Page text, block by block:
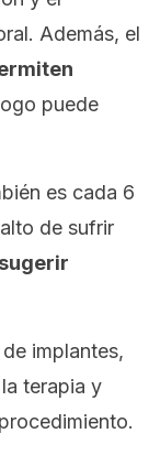
Además, el
puede
es cada 6
de sufrir
implantes,
terapia y